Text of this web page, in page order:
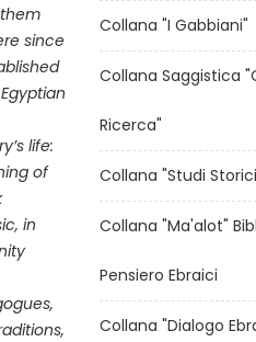
since
life:
of
in
Collana "I Gabbiani"
Collana Saggistica
Ricerca"
Collana "Studi
Collana "Ma'alot"
Pensiero Ebraici
Collana "Dialogo